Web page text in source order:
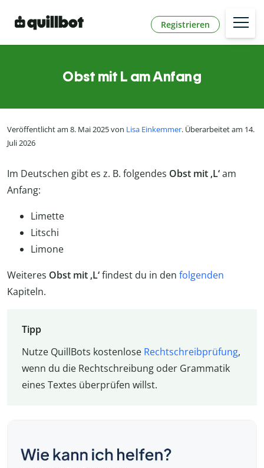
Registrieren
Obst mit L am Anfang
Veröffentlicht am 8. Mai 2025 von Lisa Einkemmer. Überarbeitet am 14.
Juli 2026
Im Deutschen gibt es z. B. folgendes Obst mit ‚L‘am
Anfang:
Limette
Litschi
Limone
Weiteres Obst mit ‚L‘findest du in den folgenden
Kapiteln.
Tipp
Nutze QuillBots kostenlose Rechtschreibprüfung,
wenn du die Rechtschreibung oder Grammatik
eines Textes überprüfen willst.